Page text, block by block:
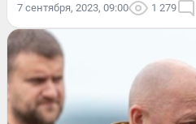
7 сентября, 2023, 09:00 1 279